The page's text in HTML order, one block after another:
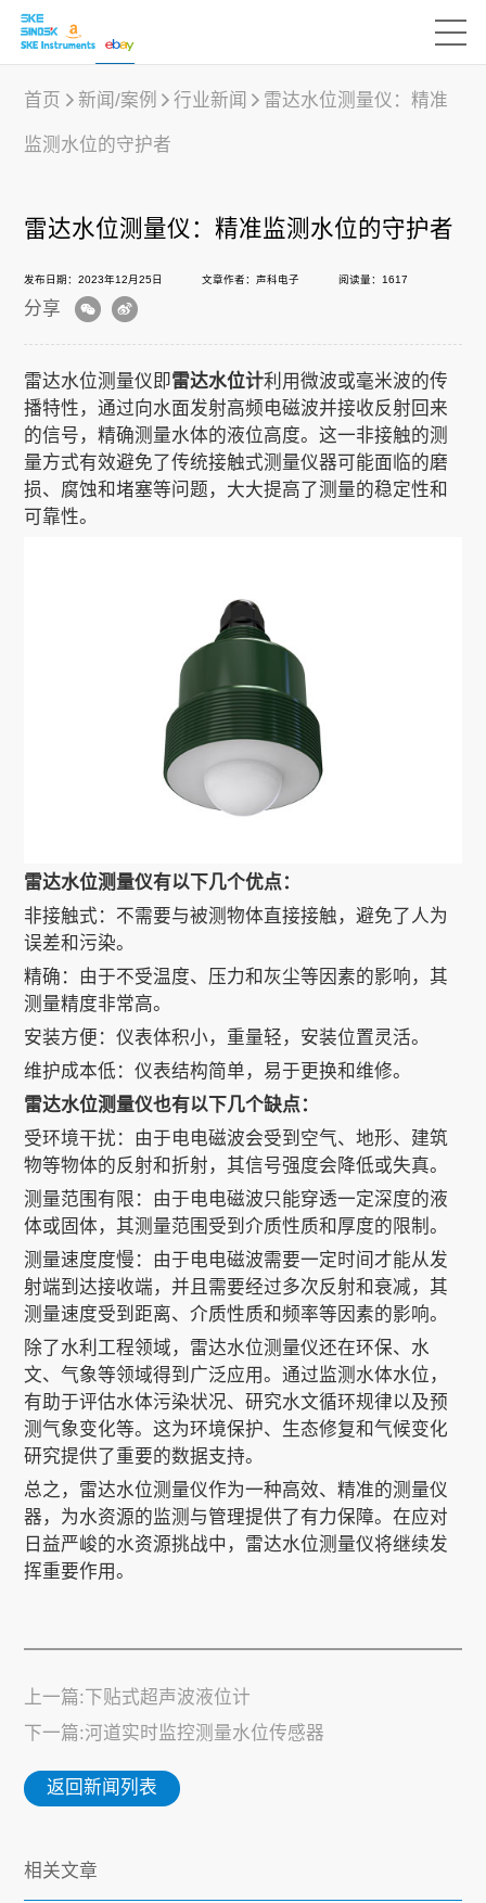
行业应用
下载中心
新闻/案例
声科之“芯”
首页 新闻/案例 行业新闻 雷达水位测量仪：精准
监测水位的守护者
雷达水位测量仪：精准监测水位的守护者
发布日期：2023年12月25日 文章作者：声科电子 阅读量：1617
分享
雷达水位测量仪即雷达水位计利用微波或毫米波的传
播特性，通过向水面发射高频电磁波并接收反射回来
的信号，精确测量水体的液位高度。这一非接触的测
量方式有效避免了传统接触式测量仪器可能面临的磨
损、腐蚀和堵塞等问题，大大提高了测量的稳定性和
可靠性。
雷达水位测量仪有以下几个优点：
非接触式：不需要与被测物体直接接触，避免了人为
误差和污染。
精确：由于不受温度、压力和灰尘等因素的影响，其
测量精度非常高。
安装方便：仪表体积小，重量轻，安装位置灵活。
维护成本低：仪表结构简单，易于更换和维修。
雷达水位测量仪也有以下几个缺点：
受环境干扰：由于电电磁波会受到空气、地形、建筑
物等物体的反射和折射，其信号强度会降低或失真。
测量范围有限：由于电电磁波只能穿透一定深度的液
体或固体，其测量范围受到介质性质和厚度的限制。
测量速度度慢：由于电电磁波需要一定时间才能从发
射端到达接收端，并且需要经过多次反射和衰减，其
测量速度受到距离、介质性质和频率等因素的影响。
除了水利工程领域，雷达水位测量仪还在环保、水
文、气象等领域得到广泛应用。通过监测水体水位，
有助于评估水体污染状况、研究水文循环规律以及预
测气象变化等。这为环境保护、生态修复和气候变化
研究提供了重要的数据支持。
总之，雷达水位测量仪作为一种高效、精准的测量仪
器，为水资源的监测与管理提供了有力保障。在应对
日益严峻的水资源挑战中，雷达水位测量仪将继续发
挥重要作用。
上一篇:下贴式超声波液位计
下一篇:河道实时监控测量水位传感器
返回新闻列表
相关文章